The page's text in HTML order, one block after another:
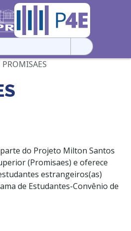
PROMISAES
do Projeto Milton Santos
(Promisaes) e oferece
estrangeiros(as)
de Estudantes-Convênio de